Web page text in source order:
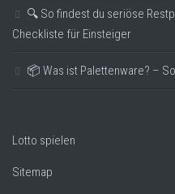
🔍 So findest du seriöse
Checkliste für Einsteiger
📦 Was ist Palettenware? –
Lotto spielen
Sitemap